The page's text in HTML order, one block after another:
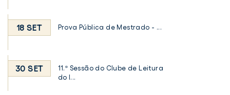
18 SET Prova Pública de Mestrado - ...
30 SET
11.ª Sessão do Clube de Leitura
do I...